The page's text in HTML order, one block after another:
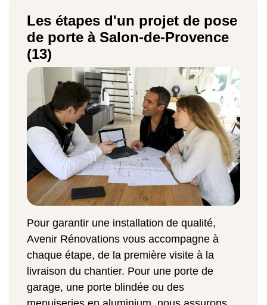
Les étapes d'un projet de pose
de porte à Salon-de-Provence
(13)
Pour garantir une installation de qualité,
Avenir Rénovations vous accompagne à
chaque étape, de la première visite à la
livraison du chantier. Pour une porte de
garage, une porte blindée ou des